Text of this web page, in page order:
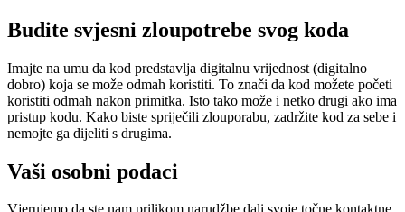
Budite svjesni zloupotrebe svog koda
Imajte na umu da kod predstavlja digitalnu vrijednost (digitalno
dobro) koja se može odmah koristiti. To znači da kod možete početi
koristiti odmah nakon primitka. Isto tako može i netko drugi ako ima
pristup kodu. Kako biste spriječili zlouporabu, zadržite kod za sebe i
nemojte ga dijeliti s drugima.
Vaši osobni podaci